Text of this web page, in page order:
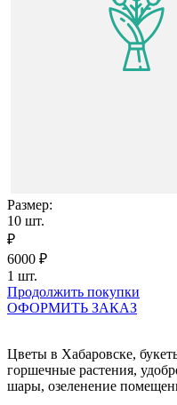
Размер:
10 шт.
₽
6000 ₽
1 шт.
Продолжить покупки
ОФОРМИТЬ ЗАКАЗ
Цветы в Хабаровске,
горшечные растения,
шары, озеленение